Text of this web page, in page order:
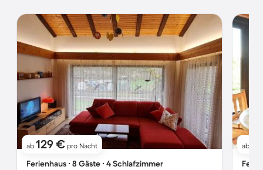
ab 129 € pro Nacht
Ferienhaus ∙ 8 Gäste ∙ 4 Schlafzimmer
ab